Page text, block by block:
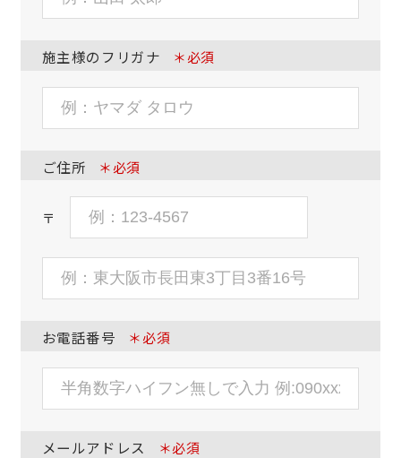
施主様のフリガナ ＊必須
ご住所 ＊必須
〒
お電話番号 ＊必須
メールアドレス ＊必須